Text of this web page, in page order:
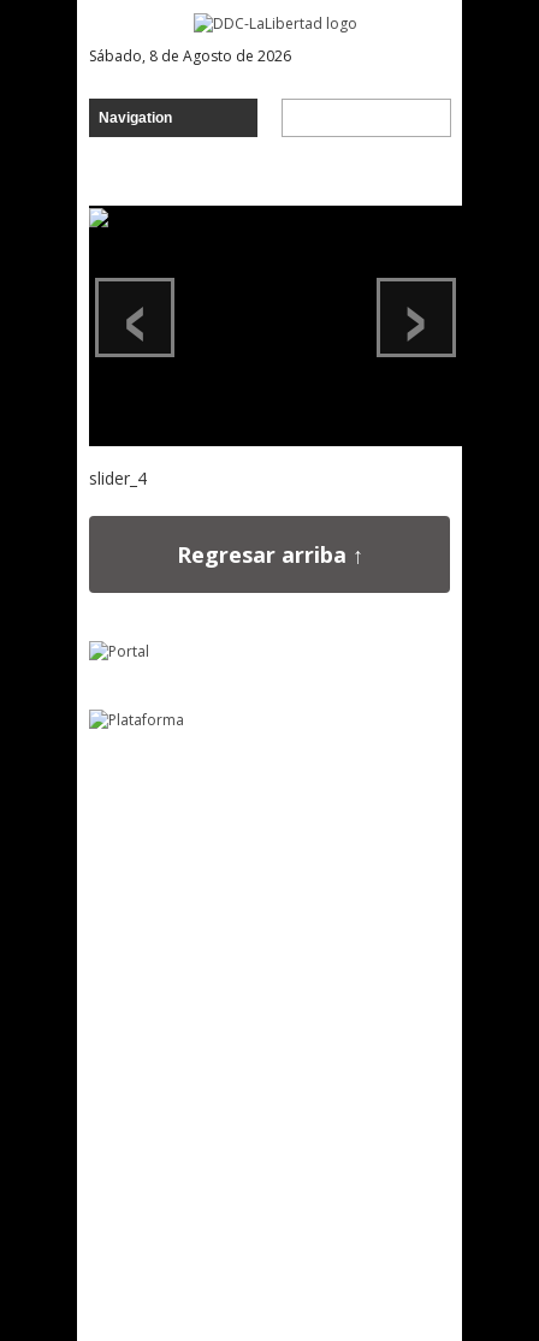
Sábado, 8 de Agosto de 2026
›
‹
slider_4
Regresar arriba ↑